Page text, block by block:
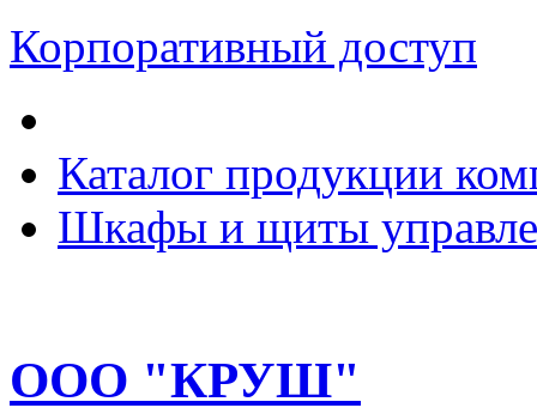
Корпоративный доступ
Каталог продукции
Шкафы и щиты
ООО "КРУШ"